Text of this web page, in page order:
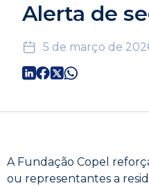
Alerta de
5 de março de
A Fundação Copel
ou representantes a